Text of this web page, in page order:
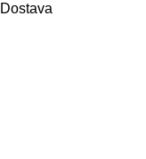
Dostava